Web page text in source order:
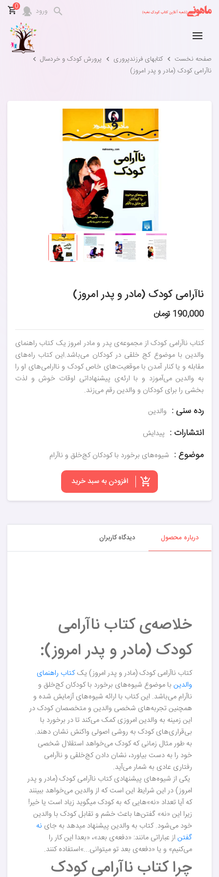
ورود 0
صفحه نخست کتابهای فرزندپروری
پرورش کودک و خردسال
نا‌‌آرامی کودک (مادر و پدر امروز)
نا‌‌آرامی کودک (مادر و پدر امروز)
190,000 تومان
کتاب نا‌‌آرامی کودک از مجموعه‌ی پدر و مادر امروز یک کتاب راهنمای
والدین با موضوع کج خلقی در کودکان می‌باشد.این کتاب راه‌های
مقابله و یا کنار آمدن با موقعیت‌های خاص کودک و ناارامی‌های او را
به والدین می‌آموزد و با ارئه‌ی پیشنهاداتی اوقات خوش و لذت
بخشی را برای کودکان و والدین رقم می‌زند.
رده سنی : والدین
انتشارات : پیدایش
موضوع : شیوه‌های برخورد با کودکان کج‌خلق و ناآرام
افزودن به سبد خرید
درباره محصول دیدگاه کاربران
خلاصه‌ی کتاب نا‌‌آرامی
کودک (مادر و پدر امروز):
کتاب نا‌آرامی کودک (مادر و پدر امروز) یککتاب راهنمای
والدین با موضوع شیوه‌های برخورد با کودکان کج‌خلق و
نا‌آرام می‌باشد. این کتاب با ارائه شیوه‌های آزمایش شده و
همچنین تجربه‌های شخصی والدین و متخصصان کودک در
این زمینه به والدین امروزی کمک می‌کند تا در برخورد با
بی‌قراری‌های کودک به روشی اصولی واکنش نشان دهند.
به طور مثال زمانی که کودک می‌خواهد استقلال شخصی
خود را به دست بیاورد، نشان دادن کج‌خلقی و ناآرامی
رفتاری عادی به شمار می‌آید.
یکی از شیوه‌های پیشنهادی کتاب نا‌‌آرامی کودک (مادر و پدر
امروز) در این شرایط این است که از والدین می‌خواهد ببینند
که آیا تعداد «نه»هایی که به کودک میگوید زیاد است یا خیر!
زیرا این «نه» گفتن‌ها باعث خشم و تقابل کودک با والدین
خود می‌شود. کتاب به والدین پیشنهاد میدهد به جای نه
گفتن از عباراتی مانند: «دفعه‌ی بعد»، «بعدا این کار را
می‌کنیم» و یا «دفعه‌ی بعد تو میتوانی...»استفاده کنند.
چرا کتاب نا‌آرامی کودک